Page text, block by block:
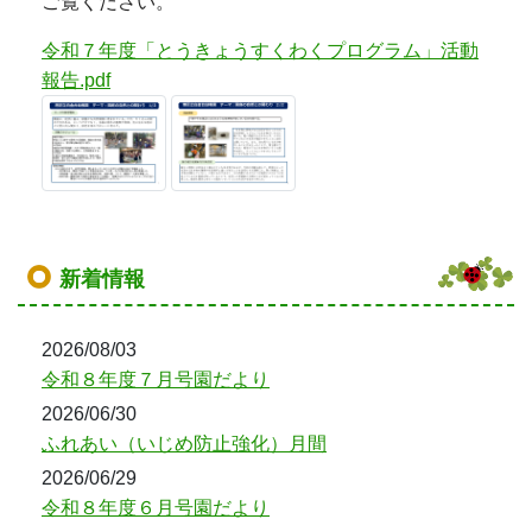
令和７年度「とうきょうすくわくプログラム」活動
報告.pdf
新着情報
2026/08/03
令和８年度７月号園だより
2026/06/30
ふれあい（いじめ防止強化）月間
2026/06/29
令和８年度６月号園だより